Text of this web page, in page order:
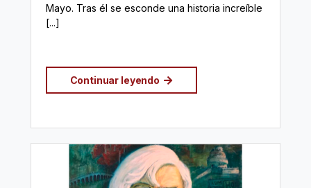
Mayo. Tras él se esconde una historia increíble
[...]
Continuar leyendo